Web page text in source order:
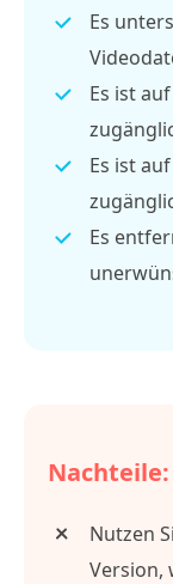
Es
Es ist
Es ist
Es
Nachteile:
Nutzen
Version,